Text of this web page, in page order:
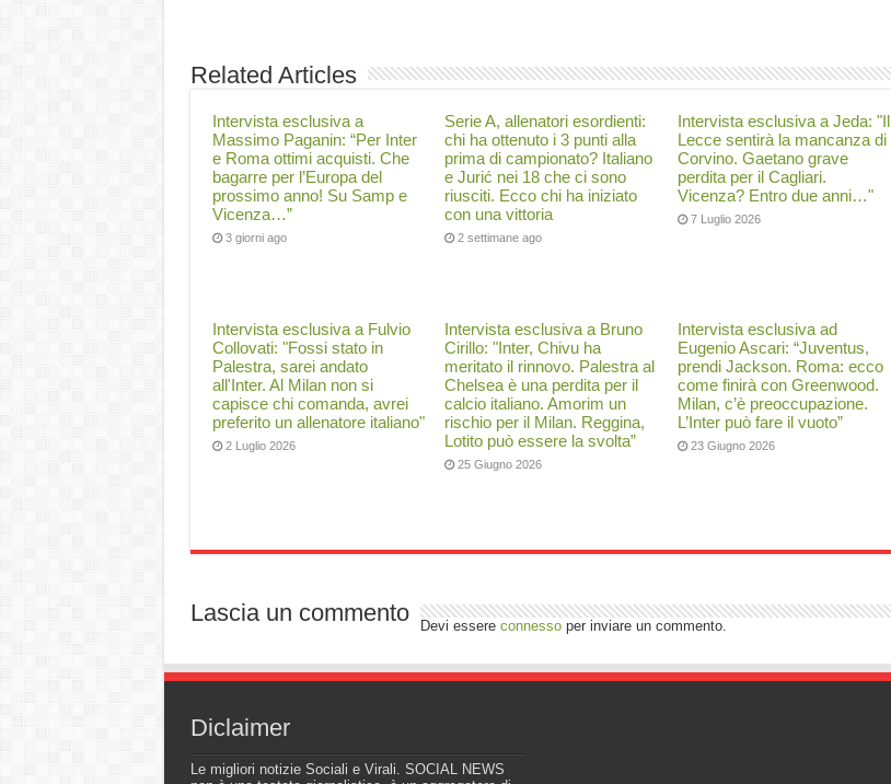
Related Articles
Intervista esclusiva a
Massimo Paganin: “Per Inter
e Roma ottimi acquisti. Che
bagarre per l’Europa del
prossimo anno! Su Samp e
Vicenza…”
3 giorni ago
Serie A, allenatori esordienti:
chi ha ottenuto i 3 punti alla
prima di campionato? Italiano
e Jurić nei 18 che ci sono
riusciti. Ecco chi ha iniziato
con una vittoria
2 settimane ago
Intervista esclusiva a Jeda: "Il
Lecce sentirà la mancanza di
Corvino. Gaetano grave
perdita per il Cagliari.
Vicenza? Entro due anni…"
7 Luglio 2026
Intervista esclusiva a Fulvio
Collovati: "Fossi stato in
Palestra, sarei andato
all'Inter. Al Milan non si
capisce chi comanda, avrei
preferito un allenatore italiano"
2 Luglio 2026
Intervista esclusiva a Bruno
Cirillo: "Inter, Chivu ha
meritato il rinnovo. Palestra al
Chelsea è una perdita per il
calcio italiano. Amorim un
rischio per il Milan. Reggina,
Lotito può essere la svolta”
25 Giugno 2026
Intervista esclusiva ad
Eugenio Ascari: “Juventus,
prendi Jackson. Roma: ecco
come finirà con Greenwood.
Milan, c’è preoccupazione.
L’Inter può fare il vuoto”
23 Giugno 2026
Lascia un commento Devi essere connessoper inviare un commento.
Diclaimer
Le migliori notizie Sociali e Virali. SOCIAL NEWS